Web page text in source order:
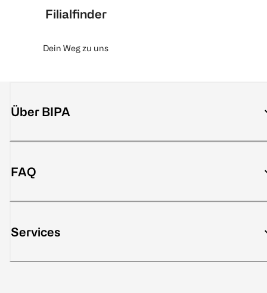
Filialfinder
Dein Weg zu uns
Über BIPA
FAQ
Services